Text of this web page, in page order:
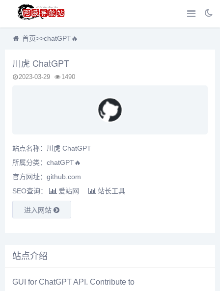
首页>>chatGPT🔥
川虎 ChatGPT
2023-03-29 1490
站点名称：川虎 ChatGPT
所属分类： chatGPT🔥
官方网址：github.com
SEO查询：
爱站网 站长工具
进入网站
站点介绍
GUI for ChatGPT API. Contribute to